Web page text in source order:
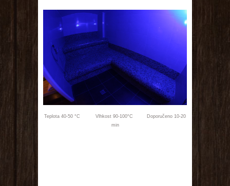
Teplota 40-50 °C Vlhkost 90-100°C Doporučeno 10-20
min